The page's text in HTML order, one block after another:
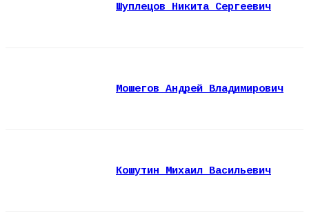
Шуплецов Никита Сергеевич
Мошегов Андрей Владимирович
Кошутин Михаил Васильевич